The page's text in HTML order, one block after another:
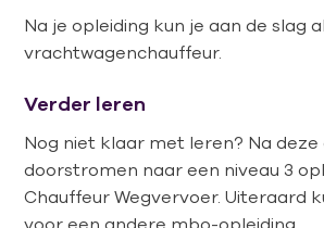
Na je opleiding kun je aan de slag
vrachtwagenchauffeur.
Verder leren
Nog niet klaar met leren? Na deze
doorstromen naar een niveau 3
Chauffeur Wegvervoer. Uiteraard
voor een andere mbo-opleiding.